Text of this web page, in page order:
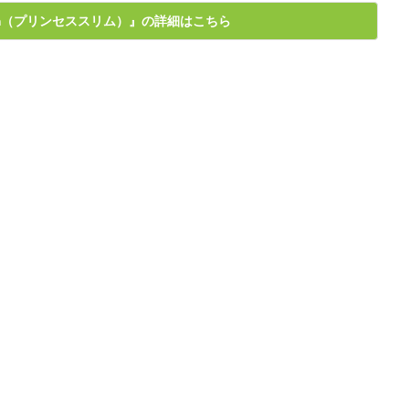
プリンセススリム）』の詳細はこちら